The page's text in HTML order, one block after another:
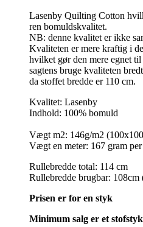
Lasenby Quilting Cotton
ren bomuldskvalitet.
NB: denne kvalitet er ikke
Kvaliteten er mere kraftig i
hvilket gør den mere egnet
sagtens bruge kvaliteten
da stoffet bredde er 110 cm.
Kvalitet: Lasenby
Indhold: 100% bomuld
Vægt m2: 146g/m2
Vægt en meter: 167 gram
Rullebredde total: 114 cm
Rullebredde brugbar:
Prisen er for en styk
Minimum salg er et